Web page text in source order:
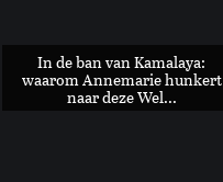
In de ban van Kamalaya:
waarom Annemarie hunkert
naar deze Wel...